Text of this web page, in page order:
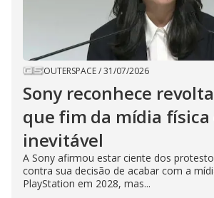
OUTERSPACE/31/07/2026
Sony reconhece
que fim da mídia física
inevitável
A Sony afirmou estar ciente dos
contra sua decisão de acabar com a
PlayStation em 2028, mas...